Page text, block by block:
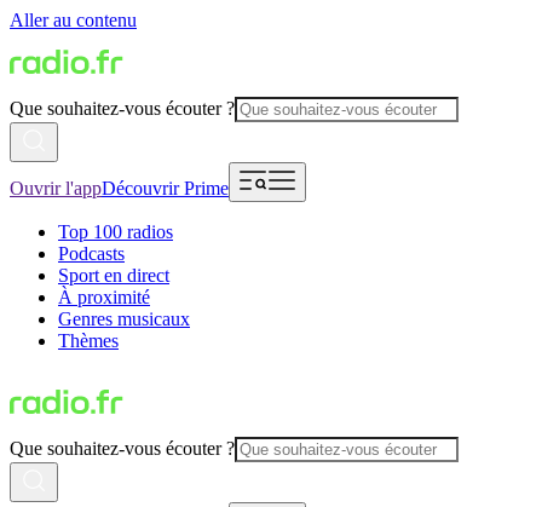
Aller au contenu
Que souhaitez-vous écouter ?
Ouvrir l'appDécouvrir Prime
Top 100 radios
Podcasts
Sport en direct
À proximité
Genres musicaux
Thèmes
Que souhaitez-vous écouter ?